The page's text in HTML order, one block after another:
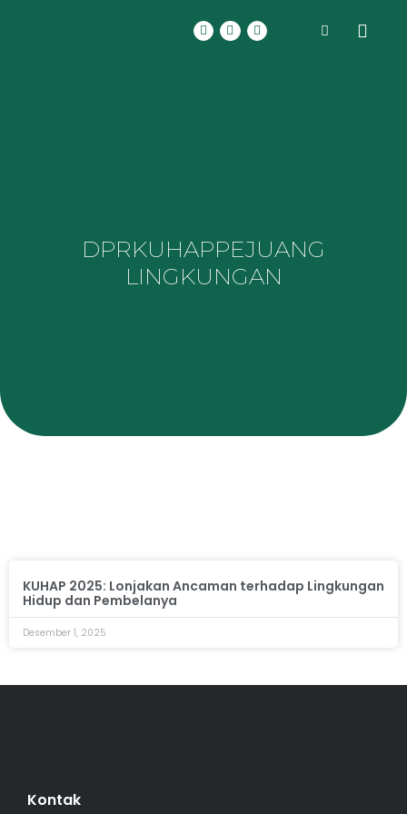
DPRKUHAPPEJUANG
LINGKUNGAN
KUHAP 2025: Lonjakan Ancaman terhadap Lingkungan
Hidup dan Pembelanya
Desember 1, 2025
Kontak